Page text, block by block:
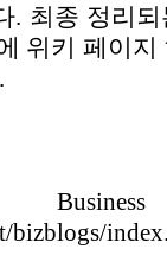
. 최종 정리
위키 페이
bizblogs/